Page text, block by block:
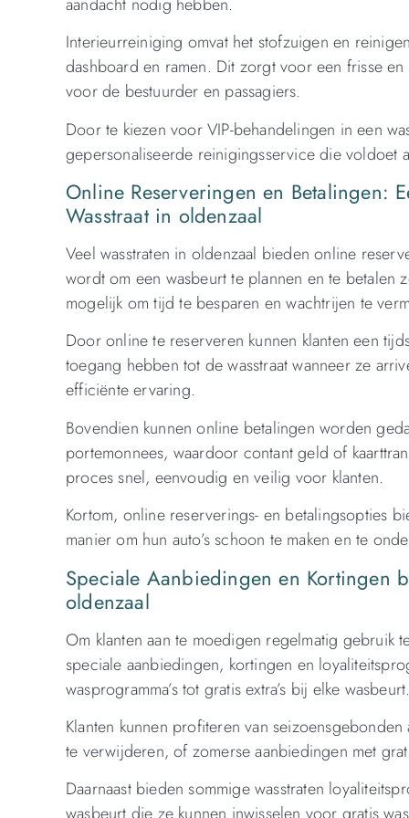
Interieurreiniging omvat het stofzuigen en
dashboard en ramen. Dit zorgt voor een frisse
voor de bestuurder en passagiers.
Door te kiezen voor VIP-behandelingen in een
gepersonaliseerde reinigingsservice die voldoet
Online Reserveringen en Betalingen:
Wasstraat in oldenzaal
Veel wasstraten in oldenzaal bieden online
wordt om een wasbeurt te plannen en te betalen
mogelijk om tijd te besparen en wachtrijen te
Door online te reserveren kunnen klanten een
toegang hebben tot de wasstraat wanneer ze
efficiënte ervaring.
Bovendien kunnen online betalingen worden
portemonnees, waardoor contant geld of
proces snel, eenvoudig en veilig voor klanten.
Kortom, online reserverings- en betalingsopties
manier om hun auto’s schoon te maken en te
Speciale Aanbiedingen en Kortingen
oldenzaal
Om klanten aan te moedigen regelmatig gebruik
speciale aanbiedingen, kortingen en
wasprogramma’s tot gratis extra’s bij elke
Klanten kunnen profiteren van
te verwijderen, of zomerse aanbiedingen met
Daarnaast bieden sommige wasstraten